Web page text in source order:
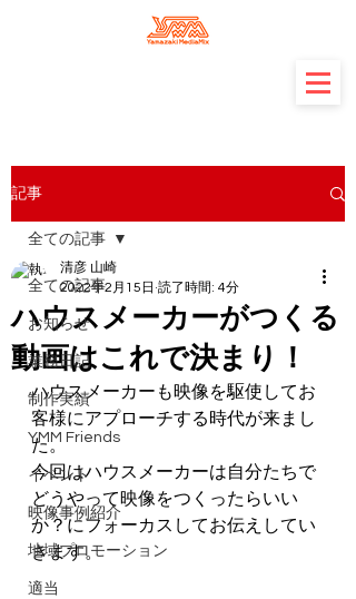
記事
全ての記事
お知らせ
業務日記
制作実績
YMM Friends
イベント
映像事例紹介
地域プロモーション
適当
全ての記事
ハウスメーカーがつくる
動画はこれで決まり！
清彦 山崎
2022年2月15日 読了時間: 4分
ハウスメーカーも映像を駆使してお
客様にアプローチする時代が来まし
た。
今回はハウスメーカーは自分たちで
どうやって映像をつくったらいい
か？にフォーカスしてお伝えしてい
きます。